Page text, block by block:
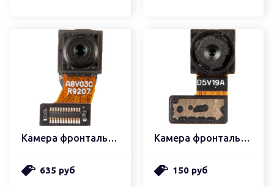
Камера фронтальная
635 руб
Камера фронтальная
150 руб